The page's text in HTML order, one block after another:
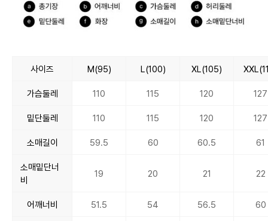
사이즈 M(95) L(100) XL(105)
가슴둘레 110 115 120 127
밑단둘레 110 115 120 127
소매길이 59.5 60 60.5 61
소매밑단너
비
19 20 21 22
어깨너비 51.5 54 56.5 60